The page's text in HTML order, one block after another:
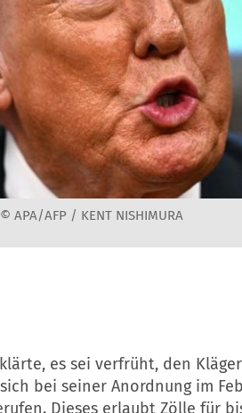
APA/AFP / KENT NISHIMURA
es sei verfrüht, den
bei seiner Anordnung im
Dieses erlaubt Zölle für